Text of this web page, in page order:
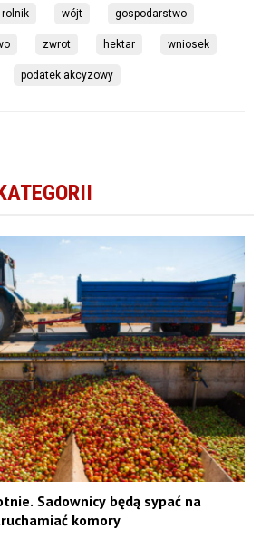
rolnik wójt gospodarstwo
zwrot hektar wniosek
podatek akcyzowy
Sadownicy będą sypać na
komory